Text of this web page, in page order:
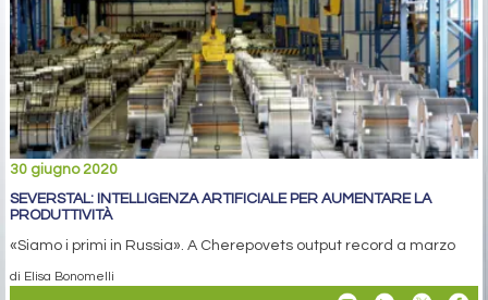
30 giugno 2020
SEVERSTAL: INTELLIGENZA ARTIFICIALE PER AUMENTARE LA
PRODUTTIVITÀ
«Siamo i primi in Russia». A Cherepovets output record a marzo
di Elisa Bonomelli